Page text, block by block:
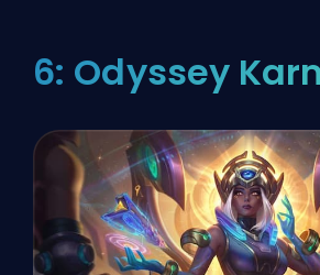
6: Odyssey